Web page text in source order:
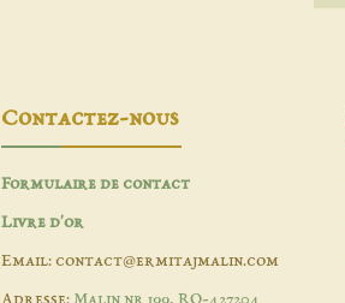
Contactez-nous
Formulaire de contact
Livre d'or
Email: contact@ermitajmalin.com
Adresse: Malin nr 199, RO-427204